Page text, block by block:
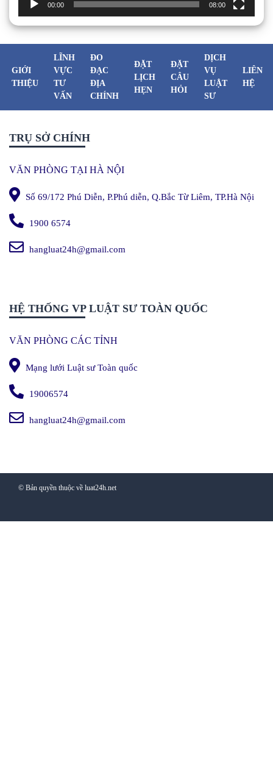
00:00 08:00
GIỚI
THIỆU
LĨNH
VỰC
TƯ
VẤN
ĐO
ĐẠC
ĐỊA
CHÍNH
ĐẶT
LỊCH
HẸN
ĐẶT
CÂU
HỎI
DỊCH
VỤ
LUẬT
SƯ
LIÊN
HỆ
TRỤ SỞ CHÍNH
VĂN PHÒNG TẠI HÀ NỘI
Số 69/172 Phú Diễn, P.Phú diễn, Q.Bắc Từ Liêm, TP.Hà Nội
1900 6574
hangluat24h@gmail.com
HỆ THỐNG VP LUẬT SƯ TOÀN QUỐC
VĂN PHÒNG CÁC TỈNH
Mạng lưới Luật sư Toàn quốc
19006574
hangluat24h@gmail.com
© Bản quyền thuộc về luat24h.net